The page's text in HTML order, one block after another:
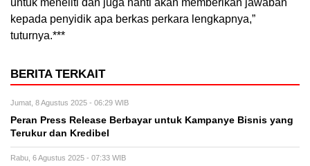
untuk meneliti dan juga nanti akan memberikan jawaban
kepada penyidik apa berkas perkara lengkapnya,”
tuturnya.***
BERITA TERKAIT
Jumat, 8 Agustus 2025 - 06:29 WIB
Peran Press Release Berbayar untuk Kampanye Bisnis yang
Terukur dan Kredibel
Rabu, 6 Agustus 2025 - 07:33 WIB